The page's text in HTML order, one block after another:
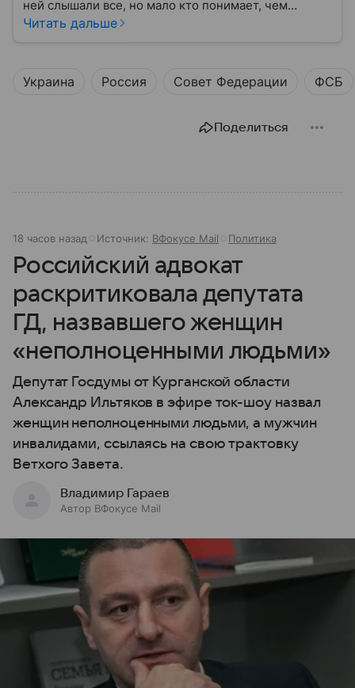
ней слышали все, но мало кто понимает, чем
именно занимается Федеральная служба
Читать дальше
Украина Россия Совет Федерации ФСБ
Поделиться
18 часов назад Источник: ВФокусе Mail Политика
Российский адвокат
раскритиковала депутата
ГД, назвавшего женщин
«неполноценными людьми»
Депутат Госдумы от Курганской области
Александр Ильтяков в эфире ток-шоу назвал
женщин неполноценными людьми, а мужчин
инвалидами, ссылаясь на свою трактовку
Ветхого Завета.
Владимир Гараев
Автор ВФокусе Mail